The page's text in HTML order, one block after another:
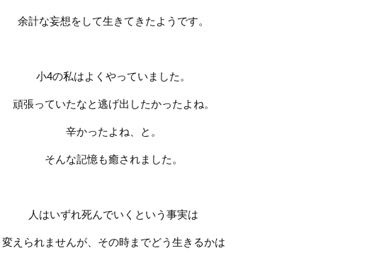
余計な妄想をして生きてきたようです。
小4の私はよくやっていました。
頑張っていたなと逃げ出したかったよね。
辛かったよね、と。
そんな記憶も癒されました。
人はいずれ死んでいくという事実は
変えられませんが、その時までどう生きるかは